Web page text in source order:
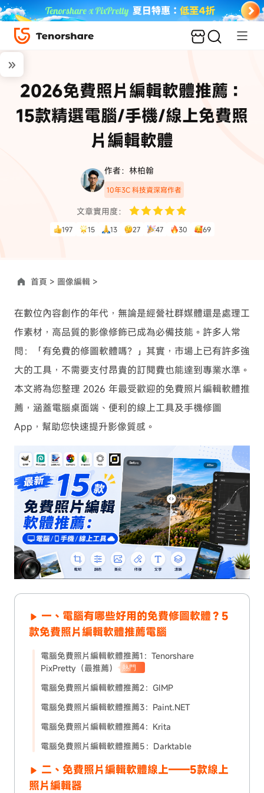
2026免費照片編輯軟體推薦：
15款精選電腦/手機/線上免費照
片編輯軟體
作者：林柏翰
10年3C 科技資深寫作者
文章實用度：
197 15 13 27 47 30 69
首頁 > 圖像編輯 >
在數位內容創作的年代，無論是經營社群媒體還是處理工
作素材，高品質的影像修飾已成為必備技能。許多人常
問：「有免費的修圖軟體嗎？」其實，市場上已有許多強
大的工具，不需要支付昂貴的訂閱費也能達到專業水準。
本文將為您整理 2026 年最受歡迎的免費照片編輯軟體推
薦，涵蓋電腦桌面端、便利的線上工具及手機修圖
App，幫助您快速提升影像質感。
一、電腦有哪些好用的免費修圖軟體？5
款免費照片編輯軟體推薦電腦
電腦免費照片編輯軟體推薦1：Tenorshare
PixPretty（最推薦）
熱門
電腦免費照片編輯軟體推薦2：GIMP
電腦免費照片編輯軟體推薦3：Paint.NET
電腦免費照片編輯軟體推薦4：Krita
電腦免費照片編輯軟體推薦5：Darktable
二、免費照片編輯軟體線上——5款線上
照片編輯器